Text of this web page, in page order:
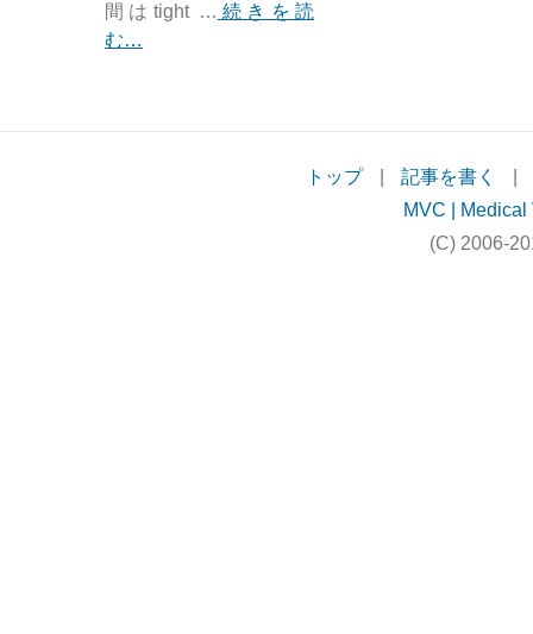
間はtight … 続きを読
む…
トップ 記事を書く
MVC |
(C) 2006-